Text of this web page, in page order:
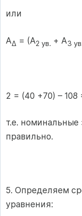
или
A∆ = (A2 ув. + A3
2 = (40 +70) –
т.е. номинальные
правильно.
5. Определяем
уравнения: